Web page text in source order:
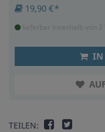
19,90 €*
lieferbar innerhalb von 2
IN
TEILEN: